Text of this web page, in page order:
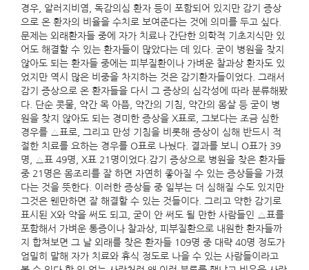
경우, 알러지비염, 독감의심 환자 등이 포함되어 있지만 감기 증상
으로 온 환자의 비율을 수치로 보여준다는 것에 의미를 두고 싶다.
문제는 외래환자들 중에 자가 치료나 간단한 의학적 기초지식만 있
어도 해결할 수 있는 환자들이 많았다는 데 있다. 굳이 병원을 찾지
않아도 되는 환자들 중에는 피부질환이나 가벼운 찰과상 환자도 있
었지만 역시 많은 비중을 차지하는 것은 감기환자들이었다. 그래서
감기 증상으로 온 환자들을 다시 그 증상의 심각성에 따라 분류해봤
다. 단순 콧물, 약간 목 아픔, 약간의 기침, 약간의 몸살 등 굳이 병
원을 찾지 않아도 되는 경미한 증상을 X표로, 그보다는 조금 심한
경우를 △표로, 그리고 만성 기침을 비롯해 증상이 심해 반드시 적
절한 치료를 요하는 경우를 O표로 나눴다. 결과를 보니 O표가 39
명, △표 49명, X표 21명이었다.감기 증상으로 병원을 찾은 환자들
중 21명은 몸조리를 잘 하면 자연히 좋아질 수 있는 증상들을 가졌
다는 것을 뜻한다. 이러한 증상들 중 일부는 더 심해질 수도 있지만
그것은 웬만하면 잘 해결할 수 있는 것들이다. 그리고 약한 감기로
표시된 X와 약을 써도 되고, 굳이 안 써도 될 만한 사람들인 △표를
포함해서 가벼운 통증이나 찰과상, 피부질환으로 내원한 환자들까
지 합쳐보면 그 날 외래를 찾은 환자들 109명 중 대략 40명 정도가
엄밀히 말해 자가 치료와 휴식 정도로 나을 수 있는 사람들이라고